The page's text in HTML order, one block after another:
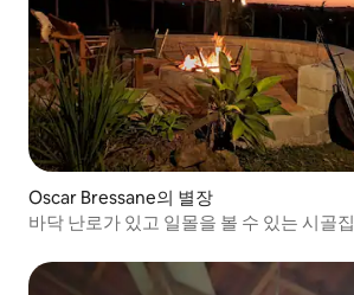
Oscar Bressane의 별장
바닥 난로가 있고 일몰을 볼 수 있는 시골집